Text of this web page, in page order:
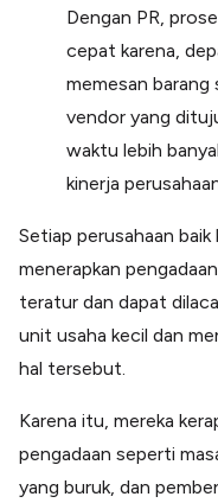
Dengan PR,
cepat karena,
memesan barang
vendor yang
waktu lebih
kinerja
Setiap perusahaan
menerapkan
teratur dan dapat
unit usaha kecil dan
hal tersebut.
Karena itu, mereka
pengadaan seperti
yang buruk, dan